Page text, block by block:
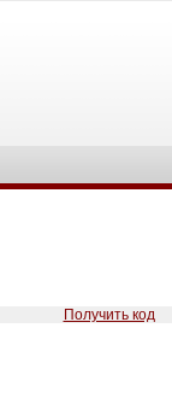
Получить код